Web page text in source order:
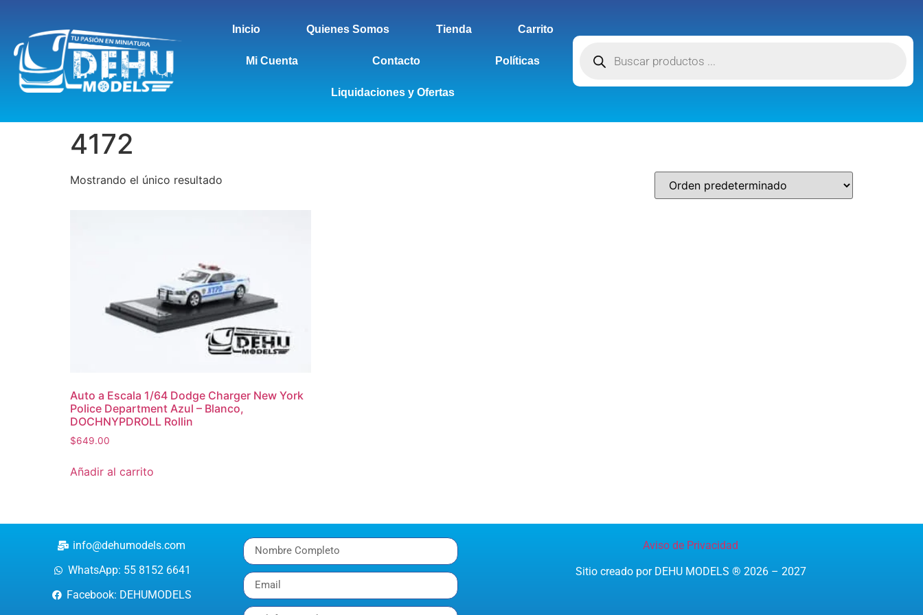
Inicio Quienes Somos Tienda Carrito
Mi Cuenta Contacto Políticas
Liquidaciones y Ofertas
4172
Mostrando el único resultado
Auto a Escala 1/64 Dodge Charger New York
Police Department Azul – Blanco,
DOCHNYPDROLL Rollin
$649.00
Añadir al carrito
info@dehumodels.com
WhatsApp: 55 8152 6641
Facebook: DEHUMODELS
Aviso de Privacidad
Sitio creado por DEHU MODELS ® 2026 – 2027